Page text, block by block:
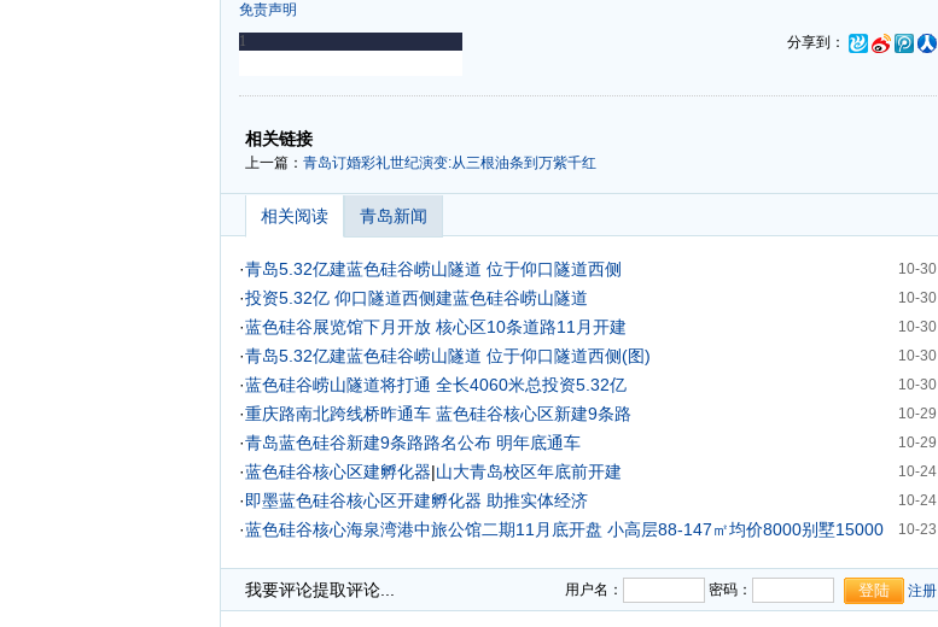
免责声明
分享到：
-
相关链接
上一篇： 青岛订婚彩礼世纪演变:从三根油条到万紫千红
相关阅读 青岛新闻
10-30
·青岛5.32亿建蓝色硅谷崂山隧道 位于仰口隧道西侧
10-30
·投资5.32亿 仰口隧道西侧建蓝色硅谷崂山隧道
10-30
·蓝色硅谷展览馆下月开放 核心区10条道路11月开建
10-30
·青岛5.32亿建蓝色硅谷崂山隧道 位于仰口隧道西侧(图)
10-30
·蓝色硅谷崂山隧道将打通 全长4060米总投资5.32亿
10-29
·重庆路南北跨线桥昨通车 蓝色硅谷核心区新建9条路
10-29
·青岛蓝色硅谷新建9条路路名公布 明年底通车
10-24
·蓝色硅谷核心区建孵化器|山大青岛校区年底前开建
10-24
· 即墨蓝色硅谷核心区开建孵化器 助推实体经济
10-23
·蓝色硅谷核心海泉湾港中旅公馆二期11月底开盘 小高层88-147㎡均价8000别墅15000
我要评论提取评论... 用户名： 密码： 注册